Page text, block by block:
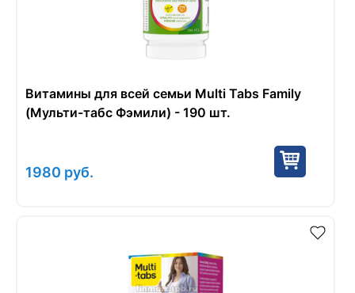
Витамины для всей семьи Multi Tabs Family
(Мульти-табс Фэмили) - 190 шт.
1980 руб.